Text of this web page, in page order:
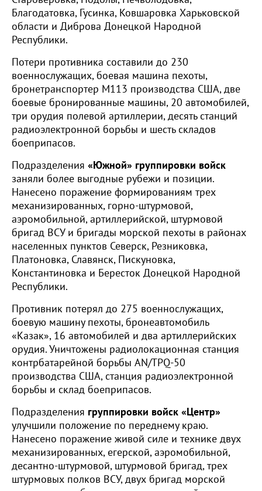
Благодатовка, Гусинка, Ковшаровка Харьковской
области и Диброва Донецкой Народной
Республики.
Потери противника составили до 230
военнослужащих, боевая машина пехоты,
бронетранспортер М113 производства США, две
боевые бронированные машины, 20 автомобилей,
три орудия полевой артиллерии, десять станций
радиоэлектронной борьбы и шесть складов
боеприпасов.
Подразделения «Южной» группировки войск
заняли более выгодные рубежи и позиции.
Нанесено поражение формированиям трех
механизированных, горно-штурмовой,
аэромобильной, артиллерийской, штурмовой
бригад ВСУ и бригады морской пехоты в районах
населенных пунктов Северск, Резниковка,
Платоновка, Славянск, Пискуновка,
Константиновка и Бересток Донецкой Народной
Республики.
Противник потерял до 275 военнослужащих,
боевую машину пехоты, бронеавтомобиль
«Казак», 16 автомобилей и два артиллерийских
орудия. Уничтожены радиолокационная станция
контрбатарейной борьбы AN/TPQ-50
производства США, станция радиоэлектронной
борьбы и склад боеприпасов.
Подразделения группировки войск «Центр»
улучшили положение по переднему краю.
Нанесено поражение живой силе и технике двух
механизированных, егерской, аэромобильной,
десантно-штурмовой, штурмовой бригад, трех
штурмовых полков ВСУ, двух бригад морской